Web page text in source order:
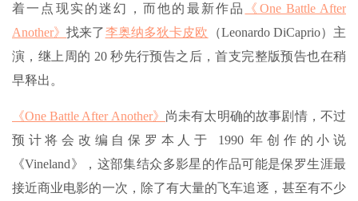
着一点现实的迷幻，而他的最新作品
《One Battle After
Another》找来了李奥纳多狄卡皮欧 （Leonardo DiCaprio）主
演，继上周的 20 秒先行预告之后，首支完整版预告也在稍
早释出。
《One Battle After Another》 尚未有太明确的故事剧情，不过
预计将会改编自保罗本人于 1990 年创作的小说
《Vineland》，这部集结众多影星的作品可能是保罗生涯最
接近商业电影的一次，除了有大量的飞车追逐，甚至有不少